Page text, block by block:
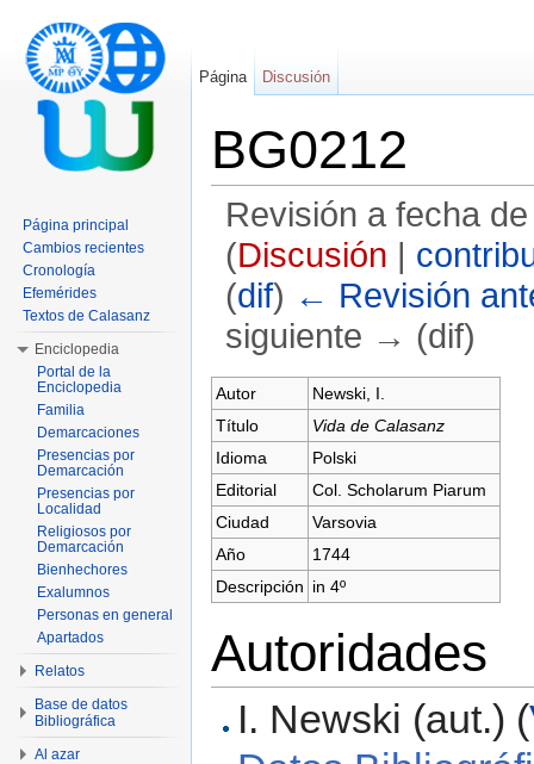
BG0212
Revisión a fecha
(Discusión |
(dif) ← Revisión
siguiente → (dif)
Autor
Newski, I.
Título
Vida de Calasanz
Idioma
Polski
Editorial
Col. Scholarum Piarum
Ciudad
Varsovia
Año
1744
Descripción in 4º
Autoridades
I. Newski (aut.) (
Página Discusión
Página principal
Cambios recientes
Cronología
Efemérides
Textos de Calasanz
Enciclopedia
Portal de la
Enciclopedia
Familia
Demarcaciones
Presencias por
Demarcación
Presencias por
Localidad
Religiosos por
Demarcación
Bienhechores
Exalumnos
Personas en general
Apartados
Relatos
Base de datos
Bibliográfica
Al azar